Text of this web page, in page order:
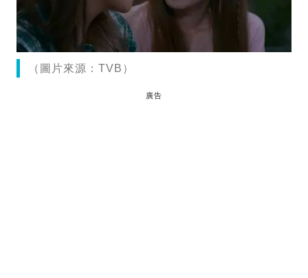
（圖片來源：TVB）
廣告